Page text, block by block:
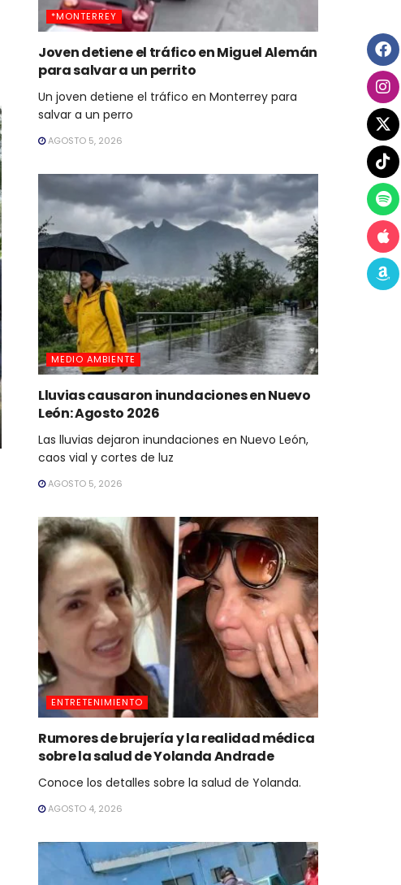
*MONTERREY
Joven detiene el tráfico en Miguel Alemán
para salvar a un perrito
Un joven detiene el tráfico en Monterrey para
salvar a un perro
AGOSTO 5, 2026
MEDIO AMBIENTE
Lluvias causaron inundaciones en Nuevo
León: Agosto 2026
Las lluvias dejaron inundaciones en Nuevo León,
caos vial y cortes de luz
AGOSTO 5, 2026
ENTRETENIMIENTO
Rumores de brujería y la realidad médica
sobre la salud de Yolanda Andrade
Conoce los detalles sobre la salud de Yolanda.
AGOSTO 4, 2026